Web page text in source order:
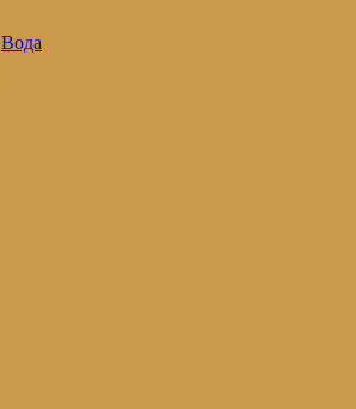
Вода